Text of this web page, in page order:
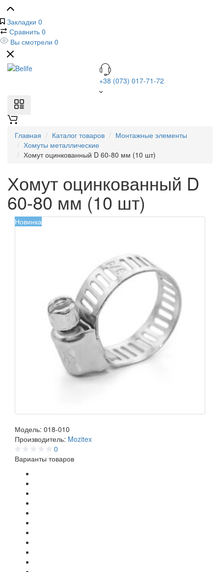
Закладки 0
Сравнить 0
Вы смотрели 0
+38 (073) 017-71-72
Главная Каталог товаров
Монтажные элементы
Хомуты металлические
Хомут оцинкованный D 60-80 мм (10 шт)
Хомут оцинкованный D
60-80 мм (10 шт)
Новинка
Модель: 018-010
Производитель: Mozitex
0
Варианты товаров